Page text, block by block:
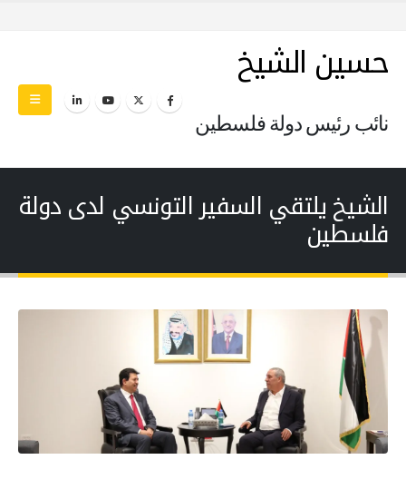
حسين الشيخ
نائب رئيس دولة فلسطين
الشيخ يلتقي السفير التونسي لدى دولة
فلسطين